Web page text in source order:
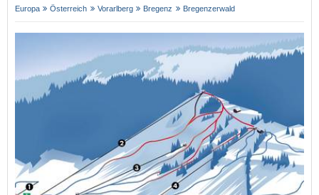
Europa Österreich Vorarlberg Bregenz Bregenzerwald